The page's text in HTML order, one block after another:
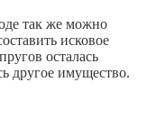
так же можно
исковое
осталась
другое имущество.